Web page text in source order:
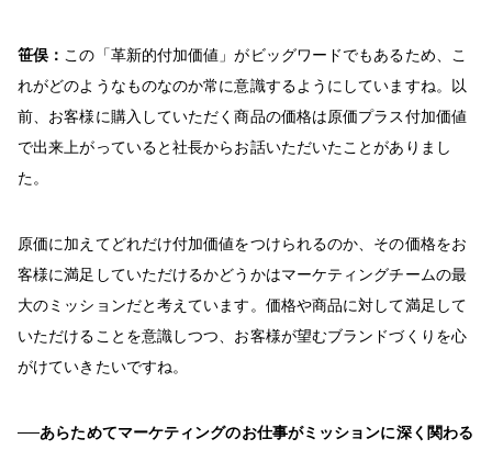
笹俣： この「革新的付加価値」がビッグワードでもあるため、こ
れがどのようなものなのか常に意識するようにしていますね。以
前、お客様に購入していただく商品の価格は原価プラス付加価値
で出来上がっていると社長からお話いただいたことがありまし
た。
原価に加えてどれだけ付加価値をつけられるのか、その価格をお
客様に満足していただけるかどうかはマーケティングチームの最
大のミッションだと考えています。価格や商品に対して満足して
いただけることを意識しつつ、お客様が望むブランドづくりを心
がけていきたいですね。
──あらためてマーケティングのお仕事がミッションに深く関わる